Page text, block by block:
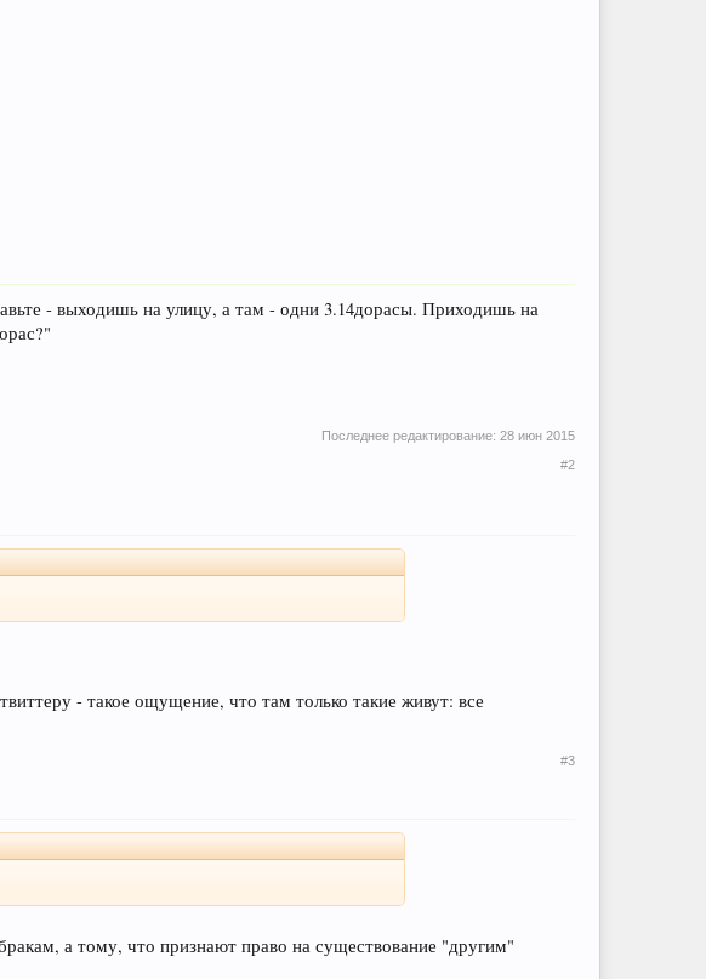
- выходишь на улицу, а там - одни 3.14дорасы. Приходишь на
Последнее редактирование: 28 июн 2015
#2
- такое ощущение, что там только такие живут: все
#3
а тому, что признают право на существование "другим"